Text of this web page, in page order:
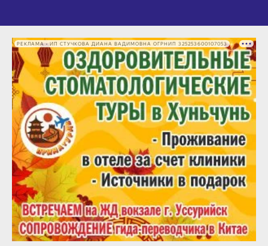
РЕКЛАМА • ИП СТУЧКОВА ДИАНА ВАДИМОВНА ОГРНИП 325253600107053